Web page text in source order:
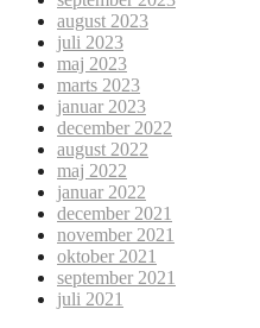
august 2023
juli 2023
maj 2023
marts 2023
januar 2023
december 2022
august 2022
maj 2022
januar 2022
december 2021
november 2021
oktober 2021
september 2021
juli 2021